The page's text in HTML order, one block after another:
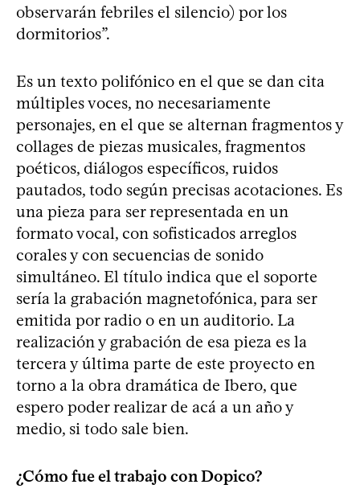
observarán febriles el silencio) por los
dormitorios”.
Es un texto polifónico en el que se dan cita
múltiples voces, no necesariamente
personajes, en el que se alternan fragmentos y
collages de piezas musicales, fragmentos
poéticos, diálogos específicos, ruidos
pautados, todo según precisas acotaciones. Es
una pieza para ser representada en un
formato vocal, con sofisticados arreglos
corales y con secuencias de sonido
simultáneo. El título indica que el soporte
sería la grabación magnetofónica, para ser
emitida por radio o en un auditorio. La
realización y grabación de esa pieza es la
tercera y última parte de este proyecto en
torno a la obra dramática de Ibero, que
espero poder realizar de acá a un año y
medio, si todo sale bien.
¿Cómo fue el trabajo con Dopico?